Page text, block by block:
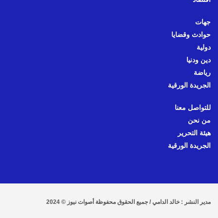
جهات
حوادث وقضايا
دولية
دين ودنيا
رياضة
الجريدة الورقية
للتواصل معنا
من نحن
هيئة التحرير
الجريدة الورقية
مدير النشر : خالد الدامي / جميع الحقوق محفوظة أصوات نيوز © 2024